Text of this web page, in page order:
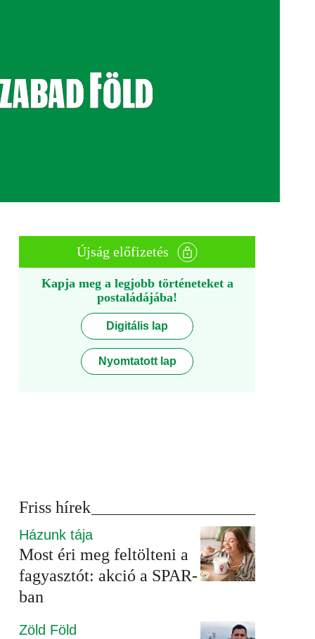
Újság előfizetés
Kapja meg a legjobb történeteket a
postaládájába!
Digitális lap
Nyomtatott lap
Friss hírek
Házunk tája
Most éri meg feltölteni a
fagyasztót: akció a SPAR-
ban
Zöld Föld